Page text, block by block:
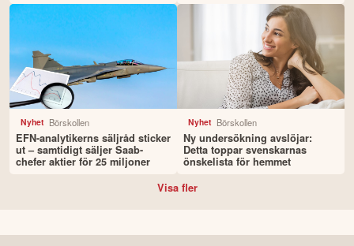
Nyhet Börskollen
EFN-analytikerns säljråd sticker
ut – samtidigt säljer Saab-
chefer aktier för 25 miljoner
Nyhet Börskollen
Ny undersökning avslöjar:
Detta toppar svenskarnas
önskelista för hemmet
Visa fler